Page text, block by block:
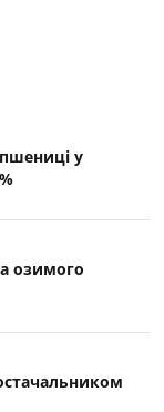
у
озимого